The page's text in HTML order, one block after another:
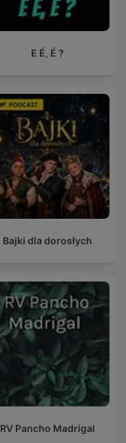
E É, É ?
Bajki dla dorosłych
RV Pancho Madrigal